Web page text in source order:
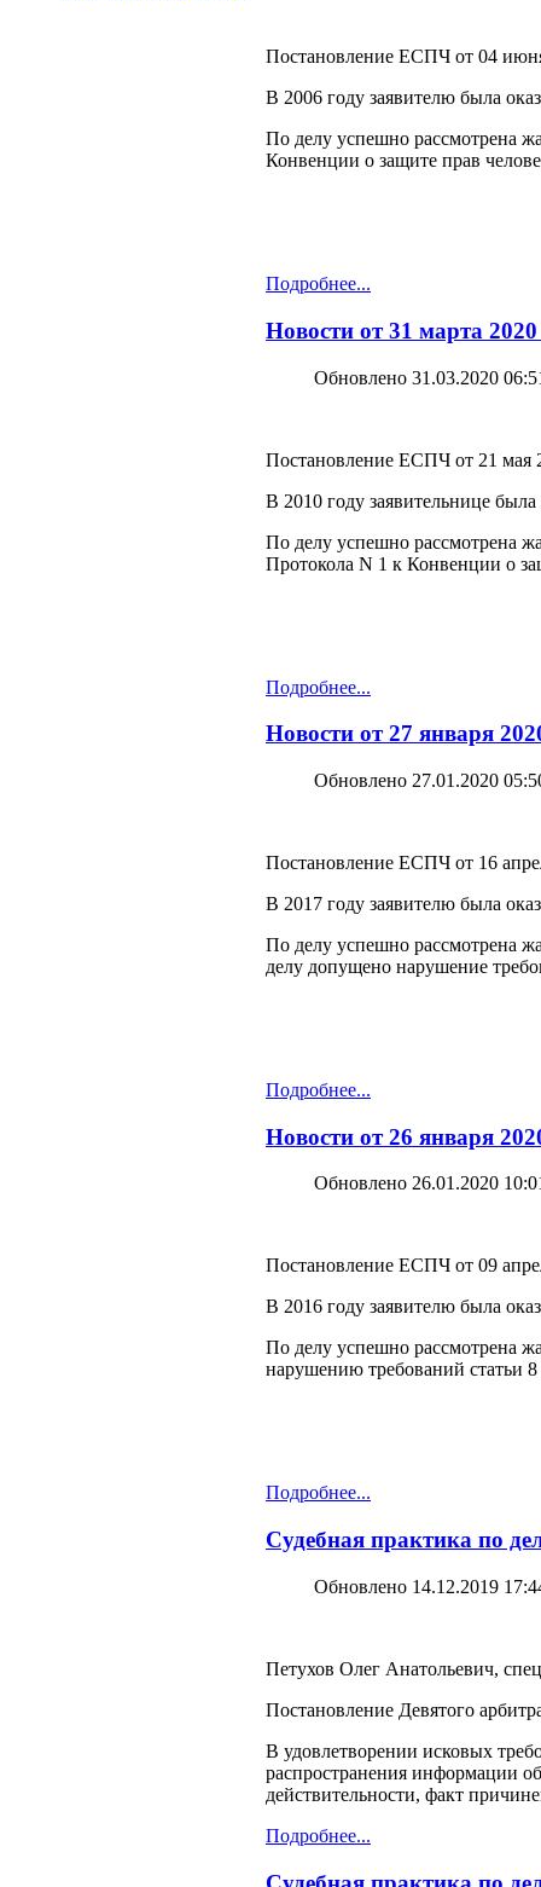
Постановление ЕСПЧ от 04
В 2006 году заявителю была
По делу успешно рассмотрена
Конвенции о защите прав
Подробнее...
Новости от 31 марта
Обновлено 31.03.2020
Постановление ЕСПЧ от 21 мая
В 2010 году заявительнице
По делу успешно рассмотрена
Протокола N 1 к Конвенции о
Подробнее...
Новости от 27 января
Обновлено 27.01.2020
Постановление ЕСПЧ от 16
В 2017 году заявителю была
По делу успешно рассмотрена
делу допущено нарушение
Подробнее...
Новости от 26 января
Обновлено 26.01.2020
Постановление ЕСПЧ от 09
В 2016 году заявителю была
По делу успешно рассмотрена
нарушению требований статьи
Подробнее...
Судебная практика по
Обновлено 14.12.2019
Петухов Олег Анатольевич,
Постановление Девятого
В удовлетворении исковых
распространения информации
действительности, факт
Подробнее...